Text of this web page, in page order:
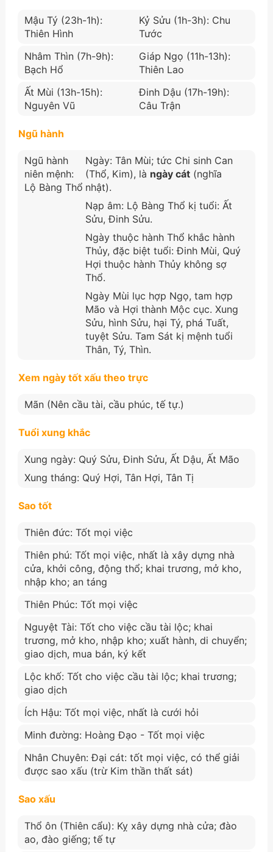
Mậu Tý (23h-1h):
Thiên Hình
Kỷ Sửu (1h-3h): Chu
Tước
Nhâm Thìn (7h-9h):
Bạch Hổ
Giáp Ngọ (11h-13h):
Thiên Lao
Ất Mùi (13h-15h):
Nguyên Vũ
Đinh Dậu (17h-19h):
Câu Trận
Ngũ hành
Ngũ hành
niên mệnh:
Lộ Bàng Thổ
Ngày: Tân Mùi; tức Chi sinh Can
(Thổ, Kim), là ngày cát(nghĩa
nhật).
Nạp âm: Lộ Bàng Thổ kị tuổi: Ất
Sửu, Đinh Sửu.
Ngày thuộc hành Thổ khắc hành
Thủy, đặc biệt tuổi: Đinh Mùi, Quý
Hợi thuộc hành Thủy không sợ
Thổ.
Ngày Mùi lục hợp Ngọ, tam hợp
Mão và Hợi thành Mộc cục. Xung
Sửu, hình Sửu, hại Tý, phá Tuất,
tuyệt Sửu. Tam Sát kị mệnh tuổi
Thân, Tý, Thìn.
Xem ngày tốt xấu theo trực
Mãn (Nên cầu tài, cầu phúc, tế tự.)
Tuổi xung khắc
Xung ngày: Quý Sửu, Đinh Sửu, Ất Dậu, Ất Mão
Xung tháng: Quý Hợi, Tân Hợi, Tân Tị
Sao tốt
Thiên đức: Tốt mọi việc
Thiên phú: Tốt mọi việc, nhất là xây dựng nhà
cửa, khởi công, động thổ; khai trương, mở kho,
nhập kho; an táng
Thiên Phúc: Tốt mọi việc
Nguyệt Tài: Tốt cho việc cầu tài lộc; khai
trương, mở kho, nhập kho; xuất hành, di chuyển;
giao dịch, mua bán, ký kết
Lộc khố: Tốt cho việc cầu tài lộc; khai trương;
giao dịch
Ích Hậu: Tốt mọi việc, nhất là cưới hỏi
Minh đường: Hoàng Đạo - Tốt mọi việc
Nhân Chuyên: Đại cát: tốt mọi việc, có thể giải
được sao xấu (trừ Kim thần thất sát)
Sao xấu
Thổ ôn (Thiên cẩu): Kỵ xây dựng nhà cửa; đào
ao, đào giếng; tế tự